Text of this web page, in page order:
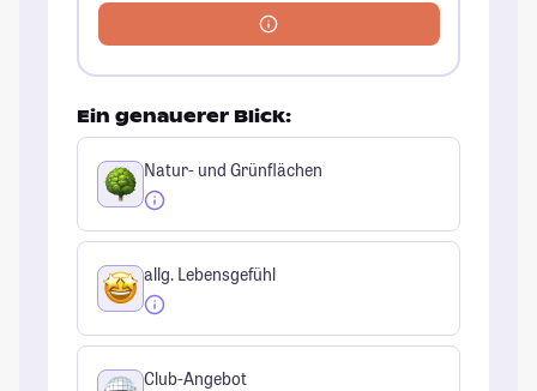
Ein genauerer Blick:
Natur- und Grünflächen
allg. Lebensgefühl
Club-Angebot